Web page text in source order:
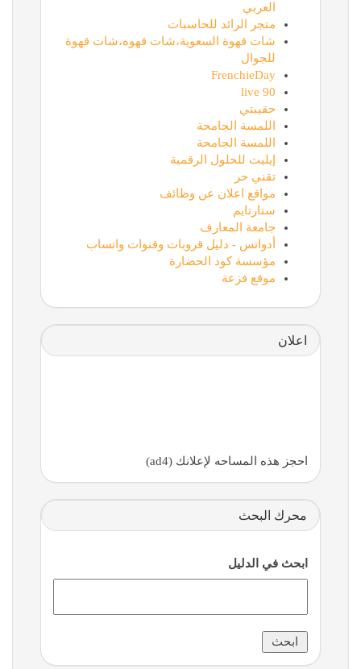
العربي
متجر الرائد للحاسبات
شات قهوة السعوية،شات قهوه،شات قهوة
للجوال
FrenchieDay
90 live
حقيبتي
اللمسة الجامحة
اللمسة الجامحة
إيليت للحلول الرقمية
تقني حر
مواقع اعلان عن وظائف
ستارتايم
جامعة المعارف
أدواتس - دليل قروبات وقنوات واتساب
مؤسسة كود الحضارة
موقع فزعة
اعلان
احجز هذه المساحه لإعلانك (ad4)
محرك البحث
ابحث في الدليل